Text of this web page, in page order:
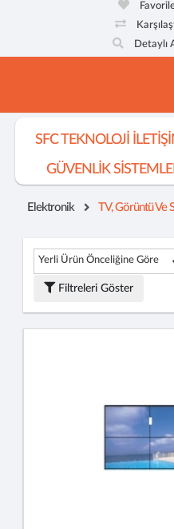
Detaylı
SFC TEKNOLOJİ
GÜVENLİK
Elektronik TV, Görüntü Ve
Yerli Ürün Önceliğine Göre
Filtreleri Göster